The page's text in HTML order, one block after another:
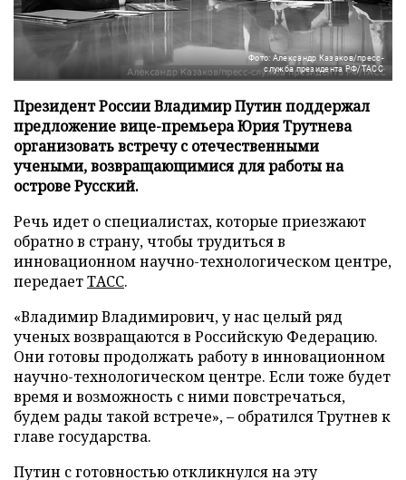
Фото: Александр Казаков/пресс-
служба президента РФ/ТАСС
Президент России Владимир Путин поддержал
предложение вице-премьера Юрия Трутнева
организовать встречу с отечественными
учеными, возвращающимися для работы на
острове Русский.
Речь идет о специалистах, которые приезжают
обратно в страну, чтобы трудиться в
инновационном научно-технологическом центре,
передаетТАСС.
«Владимир Владимирович, у нас целый ряд
ученых возвращаются в Российскую Федерацию.
Они готовы продолжать работу в инновационном
научно-технологическом центре. Если тоже будет
время и возможность с ними повстречаться,
будем рады такой встрече», – обратился Трутнев к
главе государства.
Путин с готовностью откликнулся на эту